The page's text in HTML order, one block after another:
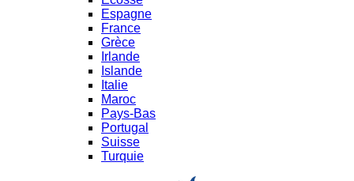
Espagne
France
Grèce
Irlande
Islande
Italie
Maroc
Pays-Bas
Portugal
Suisse
Turquie